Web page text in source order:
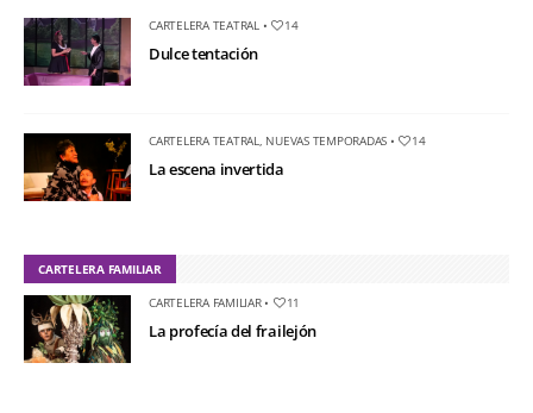
CARTELERA TEATRAL• 14
Dulce tentación
CARTELERA TEATRAL, NUEVAS TEMPORADAS • 14
La escena invertida
CARTELERA FAMILIAR
CARTELERA FAMILIAR• 11
La profecía del frailejón